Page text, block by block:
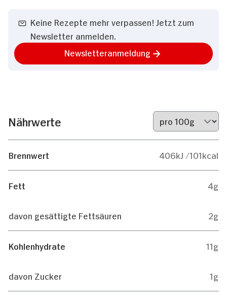
Keine Rezepte mehr verpassen! Jetzt zum
Newsletter anmelden.
Newsletteranmeldung
Nährwerte
Brennwert 406kJ /101kcal
Fett 4g
davon gesättigte Fettsäuren 2g
Kohlenhydrate 11g
davon Zucker 1g